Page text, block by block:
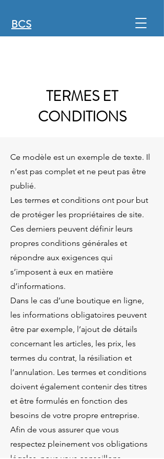
BCS
TERMES ET
CONDITIONS
Ce modèle est un exemple de texte. Il
n’est pas complet et ne peut pas être
publié.
Les termes et conditions ont pour but
de protéger les propriétaires de site.
Ces derniers peuvent définir leurs
propres conditions générales et
répondre aux exigences qui
s’imposent à eux en matière
d’informations.
Dans le cas d’une boutique en ligne,
les informations obligatoires peuvent
être par exemple, l’ajout de détails
concernant les articles, les prix, les
termes du contrat, la résiliation et
l’annulation. Les termes et conditions
doivent également contenir des titres
et être formulés en fonction des
besoins de votre propre entreprise.
Afin de vous assurer que vous
respectez pleinement vos obligations